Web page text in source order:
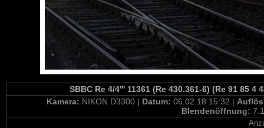
SBBC Re 4/4''' 11361 (Re 430.361-6) (Re 91 85 4
Kamera: NIKON D3300 | Datum: 06.02.18 15:32 |
Blendenöffnung: